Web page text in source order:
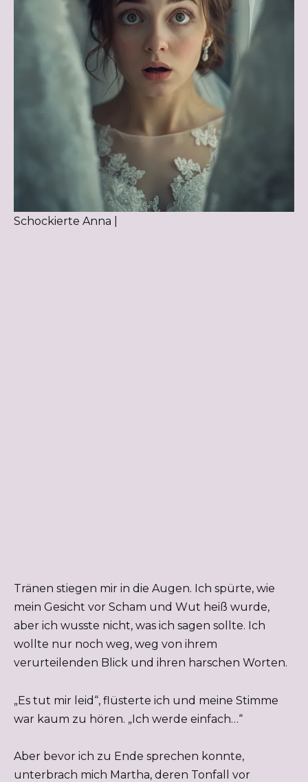
Schockierte Anna |
Tränen stiegen mir in die Augen. Ich spürte, wie
mein Gesicht vor Scham und Wut heiß wurde,
aber ich wusste nicht, was ich sagen sollte. Ich
wollte nur noch weg, weg von ihrem
verurteilenden Blick und ihren harschen Worten.
„Es tut mir leid“, flüsterte ich und meine Stimme
war kaum zu hören. „Ich werde einfach…“
Aber bevor ich zu Ende sprechen konnte,
unterbrach mich Martha, deren Tonfall vor